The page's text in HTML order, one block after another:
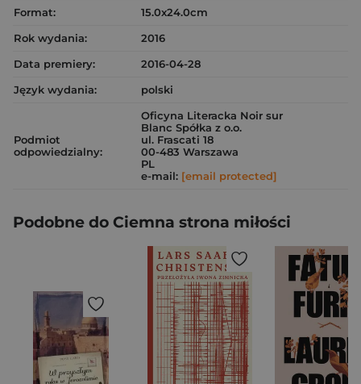
Format:
15.0x24.0cm
Rok wydania:
2016
Data premiery:
2016-04-28
Język wydania:
polski
Podmiot
odpowiedzialny:
Oficyna Literacka Noir sur
Blanc Spółka z o.o.
ul. Frascati 18
00-483 Warszawa
PL
e-mail: [email protected]
Podobne do Ciemna strona miłości